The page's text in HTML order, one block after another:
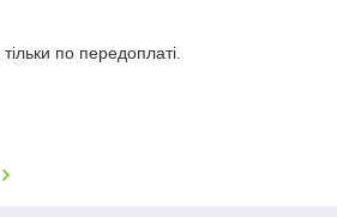
по передоплаті.